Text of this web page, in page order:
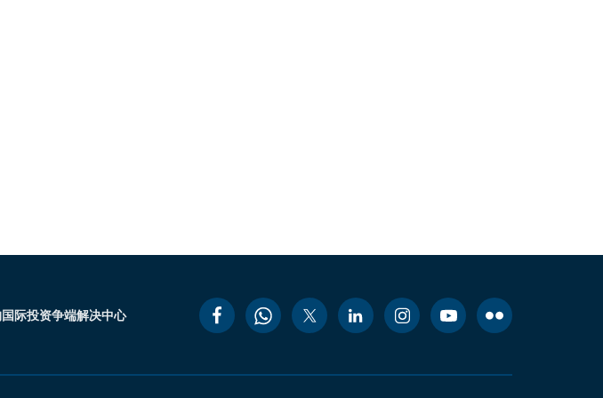
国际投资争端解决中心